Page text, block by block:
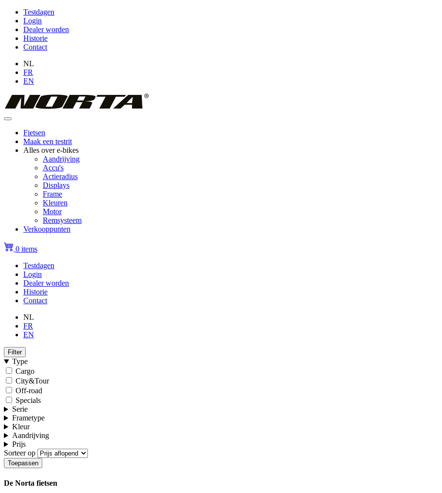
Overslaan
naar
inhoud
Topmenu
(niet
ingelogd)
Testdagen
Login
Dealer worden
Historie
Contact
NL
FR
EN
Hoofdnavigatie
Fietsen
Maak een testrit
Alles over e-bikes
Aandrijving
Accu's
Actieradius
Displays
Frame
Kleuren
Motor
Remsysteem
Verkooppunten
0 items
Topmenu
(niet
ingelogd)
Testdagen
Login
Dealer worden
Historie
Contact
NL
FR
EN
Filter
Type
Cargo
City&Tour
Off-road
Specials
Serie
Frametype
Kleur
Aandrijving
Prijs
Sorteer op
De Norta fietsen